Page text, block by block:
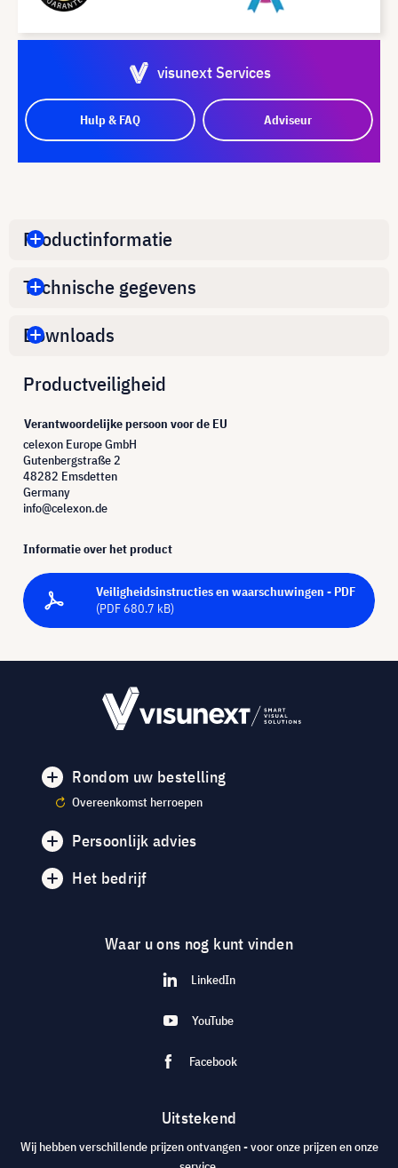
visunext Services
Hulp & FAQ Adviseur
Productinformatie
Technische gegevens
Downloads
Productveiligheid
Verantwoordelijke persoon voor de EU
celexon Europe GmbH
Gutenbergstraße 2
48282 Emsdetten
Germany
info@celexon.de
Informatie over het product
Veiligheidsinstructies en waarschuwingen - PDF
(PDF 680.7 kB)
Rondom uw bestelling
Overeenkomst herroepen
Persoonlijk advies
Het bedrijf
Waar u ons nog kunt vinden
LinkedIn
YouTube
Facebook
Uitstekend
Wij hebben verschillende prijzen ontvangen - voor onze prijzen en onze